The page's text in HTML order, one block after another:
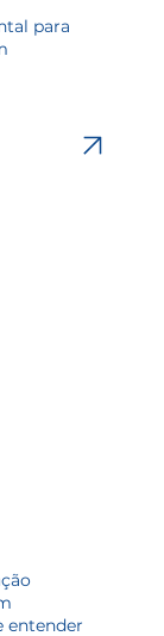
para
entender